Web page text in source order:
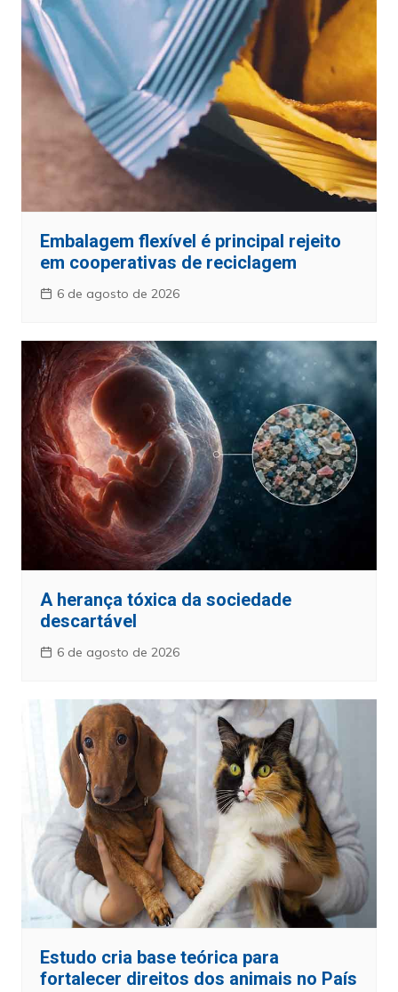
Embalagem flexível é principal rejeito
em cooperativas de reciclagem
6 de agosto de 2026
A herança tóxica da sociedade
descartável
6 de agosto de 2026
Estudo cria base teórica para
fortalecer direitos dos animais no País